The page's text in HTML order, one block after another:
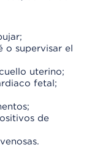
o supervisar el
uterino;
fetal;
de